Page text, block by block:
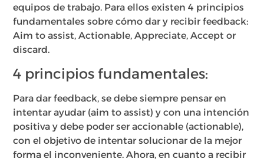
equipos de trabajo. Para ellos existen 4 principios
fundamentales sobre cómo dar y recibir feedback:
Aim to assist, Actionable, Appreciate, Accept or
discard.
4 principios fundamentales:
Para dar feedback, se debe siempre pensar en
intentar ayudar (aim to assist) y con una intención
positiva y debe poder ser accionable (actionable),
con el objetivo de intentar solucionar de la mejor
forma el inconveniente. Ahora, en cuanto a recibir